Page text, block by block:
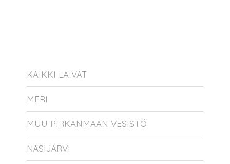
KAIKKI LAIVAT
MERI
MUU PIRKANMAAN VESISTÖ
NÄSIJÄRVI